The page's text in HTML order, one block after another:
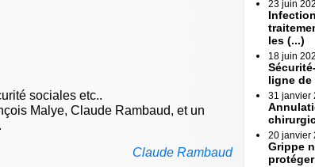
sociales etc..
Malye, Claude Rambaud, et un
Claude Rambaud
23 juin
les (...)
18 juin
ligne
31 janvier
20 janvier
Grippe